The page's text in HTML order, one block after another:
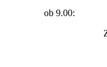
ob 9.00: +
Za